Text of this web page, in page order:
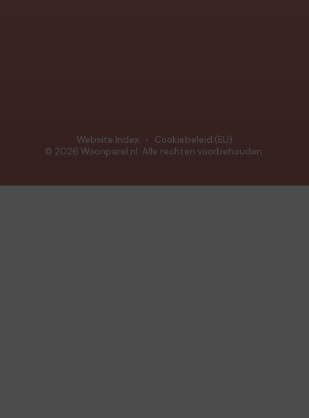
© 2026 Woonparel.nl. Alle rechten voorbehouden.
Website Index Cookiebeleid (EU)